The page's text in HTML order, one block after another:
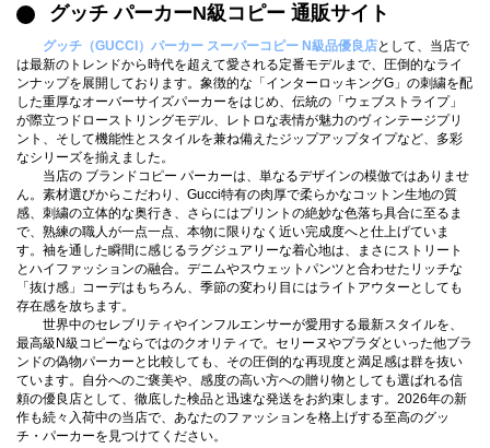
録
ー
ダ
ー
管
理
お
知
ら
せ2026人気特集
バッグ
財布
時計
服
ズボン
衣装セット
靴
住まい用品
アクセサリー
ベルト
スカーフ
アイフォーンケ
ース
小物
新
製
品
📢 2026春の新作続々更新中！期間中のご注文でお得な割引をご利用いただ
新作入荷！ルイ・ヴィトンスーパーコピー バッグ最新モデルが登場。
グッチ パーカーN級コピー 通販サイト
グッチ（GUCCI）パーカー スーパーコピー N級品優良店として、当店で
は最新のトレンドから時代を超えて愛される定番モデルまで、圧倒的なライ
ンナップを展開しております。象徴的な「インターロッキングG」の刺繍を配
した重厚なオーバーサイズパーカーをはじめ、伝統の「ウェブストライプ」
が際立つドローストリングモデル、レトロな表情が魅力のヴィンテージプリ
ント、そして機能性とスタイルを兼ね備えたジップアップタイプなど、多彩
なシリーズを揃えました。
当店の ブランドコピー パーカーは、単なるデザインの模倣ではありませ
ん。素材選びからこだわり、Gucci特有の肉厚で柔らかなコットン生地の質
感、刺繍の立体的な奥行き、さらにはプリントの絶妙な色落ち具合に至るま
で、熟練の職人が一点一点、本物に限りなく近い完成度へと仕上げていま
す。袖を通した瞬間に感じるラグジュアリーな着心地は、まさにストリート
とハイファッションの融合。デニムやスウェットパンツと合わせたリッチな
「抜け感」コーデはもちろん、季節の変わり目にはライトアウターとしても
存在感を放ちます。
世界中のセレブリティやインフルエンサーが愛用する最新スタイルを、
最高級N級コピーならではのクオリティで。セリーヌやプラダといった他ブラ
ンドの偽物パーカーと比較しても、その圧倒的な再現度と満足感は群を抜い
ています。自分へのご褒美や、感度の高い方への贈り物としても選ばれる信
頼の優良店として、徹底した検品と迅速な発送をお約束します。2026年の新
作も続々入荷中の当店で、あなたのファッションを格上げする至高のグッ
チ・パーカーを見つけてください。